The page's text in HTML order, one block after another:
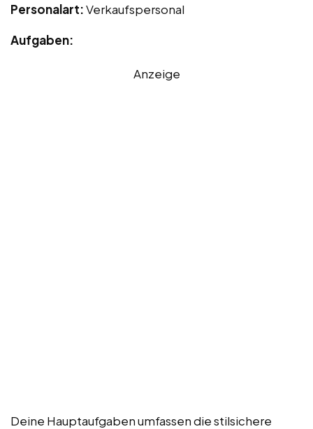
Personalart:Verkaufspersonal
Aufgaben:
Anzeige
Deine Hauptaufgaben umfassen die stilsichere